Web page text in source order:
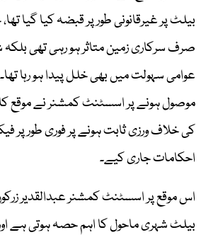
بیلٹ پر غیرقانونی طور پر قبضہ کیا گیا
صرف سرکاری زمین متاثر ہو رہی تھی بلکہ
عوامی سہولت میں بھی خلل پیدا ہو رہا
موصول ہونے پر اسسٹنٹ کمشنر نے موقع کا
کی خلاف ورزی ثابت ہونے پر فوری طور پر
احکامات جاری کیے۔
اس موقع پر اسسٹنٹ کمشنر عبدالقدیر
بیلٹ شہری ماحول کا اہم حصہ ہوتی ہے